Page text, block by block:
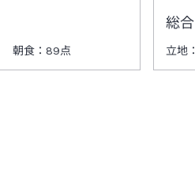
朝食： 89点
総合
立地